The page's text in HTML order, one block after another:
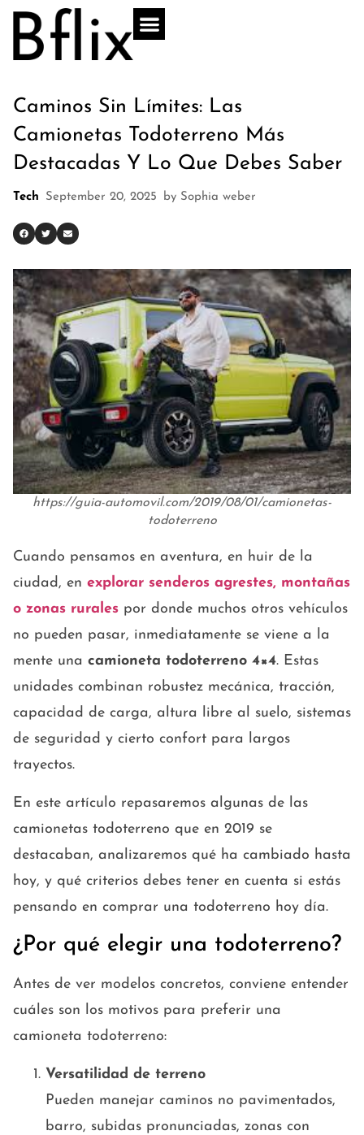
Caminos Sin Límites: Las
Camionetas Todoterreno Más
Destacadas Y Lo Que Debes Saber
Tech September 20, 2025 by Sophia weber
https://guia-automovil.com/2019/08/01/camionetas-
todoterreno
Cuando pensamos en aventura, en huir de la
ciudad, en explorar senderos agrestes, montañas
o zonas rurales por donde muchos otros vehículos
no pueden pasar, inmediatamente se viene a la
mente una camioneta todoterreno 4×4. Estas
unidades combinan robustez mecánica, tracción,
capacidad de carga, altura libre al suelo, sistemas
de seguridad y cierto confort para largos
trayectos.
En este artículo repasaremos algunas de las
camionetas todoterreno que en 2019 se
destacaban, analizaremos qué ha cambiado hasta
hoy, y qué criterios debes tener en cuenta si estás
pensando en comprar una todoterreno hoy día.
¿Por qué elegir una todoterreno?
Antes de ver modelos concretos, conviene entender
cuáles son los motivos para preferir una
camioneta todoterreno:
Versatilidad de terreno
Pueden manejar caminos no pavimentados,
barro, subidas pronunciadas, zonas con